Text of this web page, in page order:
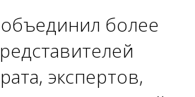
более
экспертов,